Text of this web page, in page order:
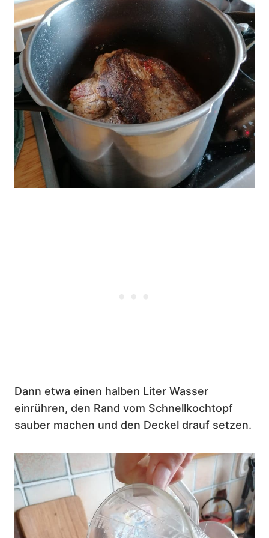
Dann etwa einen halben Liter Wasser
einrühren, den Rand vom Schnellkochtopf
sauber machen und den Deckel drauf setzen.